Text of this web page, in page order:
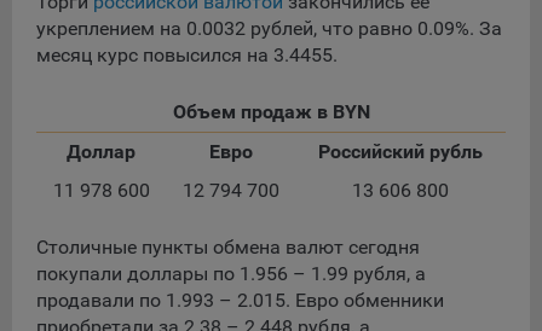
пользователь), так и сторонние файлы cookie (задаются
сервером, расположенным вне домена наших сайтов).
пользователей сайта (включая файлы «cookie»),
собираемые с помощью сервисов Интернет-статистики,
которые служат для сбора информации о действиях
пользователей на сайте, улучшения качества сайта и его
настройках браузера пользователя (включено
сохранение файлов cookie и использование технологии
JavaScript).
укреплением на 0.0032 рублей, что равно 0.09%. За
месяц курс повысился на 3.4455.
Объем продаж в BYN
Доллар
Евро
Российский рубль
11 978 600
12 794 700 13 606 800
Столичные пункты обмена валют сегодня
покупали доллары по 1.956 – 1.99 рубля, а
продавали по 1.993 – 2.015. Евро обменники